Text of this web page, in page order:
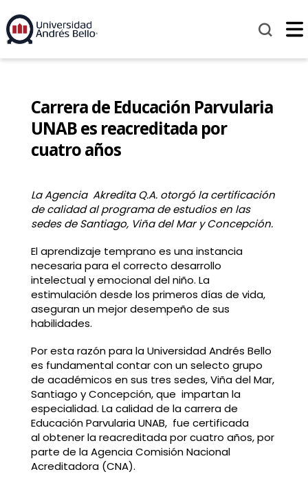
Carrera de Educación Parvularia
UNAB es reacreditada por
cuatro años
La Agencia Akredita Q.A. otorgó la certificación
de calidad al programa de estudios en las
sedes de Santiago, Viña del Mar y Concepción.
El aprendizaje temprano es una instancia
necesaria para el correcto desarrollo
intelectual y emocional del niño. La
estimulación desde los primeros días de vida,
aseguran un mejor desempeño de sus
habilidades.
Por esta razón para la Universidad Andrés Bello
es fundamental contar con un selecto grupo
de académicos en sus tres sedes, Viña del Mar,
Santiago y Concepción, que impartan la
especialidad. La calidad de la carrera de
Educación Parvularia UNAB, fue certificada
al obtener la reacreditada por cuatro años, por
parte de la Agencia Comisión Nacional
Acreditadora (CNA).